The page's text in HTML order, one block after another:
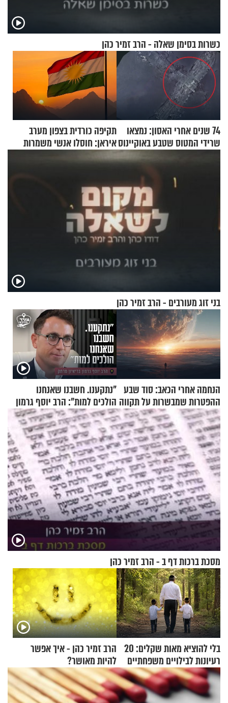
כשרות בסימן שאלה - הרב זמיר כהן
74 שנים אחרי האסון: נמצאו
שרידי המטוס שטבע באוקיינוס
תקיפה כורדית בצפון מערב
איראן: חוסלו אנשי משמרות
המהפכה
בני זוג מעורבים - הרב זמיר כהן
הנחמה אחרי הכאב: סוד שבע
ההפטרות שמבשרות על תקווה
וגאולה
"נתקענו. חשבנו שאנחנו
הולכים למות": הרב יוסף גרמון
בריאיון מרתק
מסכת ברכות דף ב - הרב זמיר כהן
בלי להוציא מאות שקלים: 20
רעיונות לבילויים משפחתיים
כמעט בחינם
הרב זמיר כהן - איך אפשר
להיות מאושר?